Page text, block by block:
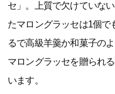
セ」。上質で欠けていな
たマロングラッセは1個で
るで高級羊羹か和菓子の
マロングラッセを贈られ
います。